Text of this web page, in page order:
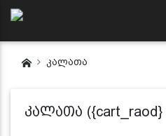
კალათა
კალათა ({cart_raod}